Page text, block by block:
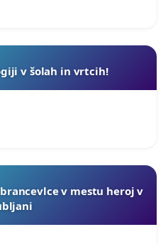
v šolah in vrtcih!
v mestu heroj v